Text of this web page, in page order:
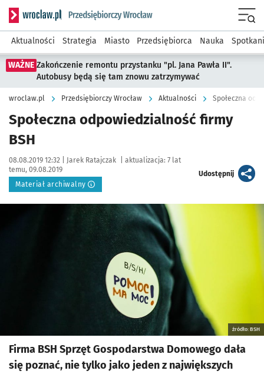
Serwis informacyjny wroclaw.pl podserwis: Strategia
Aktualności Strategia Miasto Przedsiębiorca Nauka
WAŻNE Zakończenie remontu przystanku "pl. Jana Pawła II".
Autobusy będą się tam znowu zatrzymywać
wroclaw.pl Przedsiębiorczy Wrocław Aktualności Społeczna
Społeczna odpowiedzialność firmy
BSH
Data publikacji:
08.08.2019 12:32 | Autor:
Jarek Ratajczak aktualizacja: 7 lat
temu, 09.08.2019
Materiał archiwalny
Udostępnijartykuł
Kliknij, aby powiększyć
źródło: BSH
Firma BSH Sprzęt Gospodarstwa Domowego dała
się poznać, nie tylko jako jeden z największych